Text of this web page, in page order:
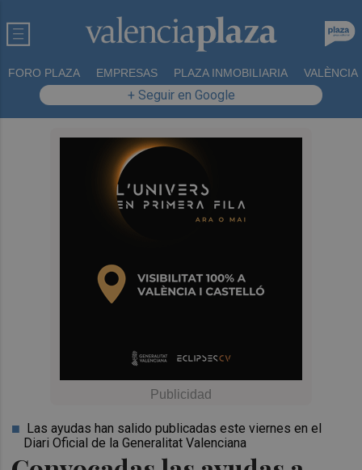
FORO PLAZA EMPRESAS PLAZA INMOBILIARIA VALÈNCIA
+ Seguir en Google
Las ayudas han salido publicadas este viernes en el
Diari Oficial de la Generalitat Valenciana